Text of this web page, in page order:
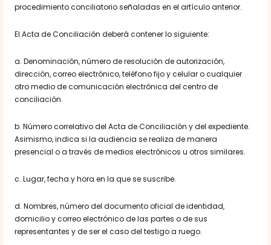
procedimiento conciliatorio señaladas en el artículo anterior.
El Acta de Conciliación deberá contener lo siguiente:
a. Denominación, número de resolución de autorización,
dirección, correo electrónico, teléfono fijo y celular o cualquier
otro medio de comunicación electrónica del centro de
conciliación.
b. Número correlativo del Acta de Conciliación y del expediente.
Asimismo, indica si la audiencia se realiza de manera
presencial o a través de medios electrónicos u otros similares.
c. Lugar, fecha y hora en la que se suscribe.
d. Nombres, número del documento oficial de identidad,
domicilio y correo electrónico de las partes o de sus
representantes y de ser el caso del testigo a ruego.